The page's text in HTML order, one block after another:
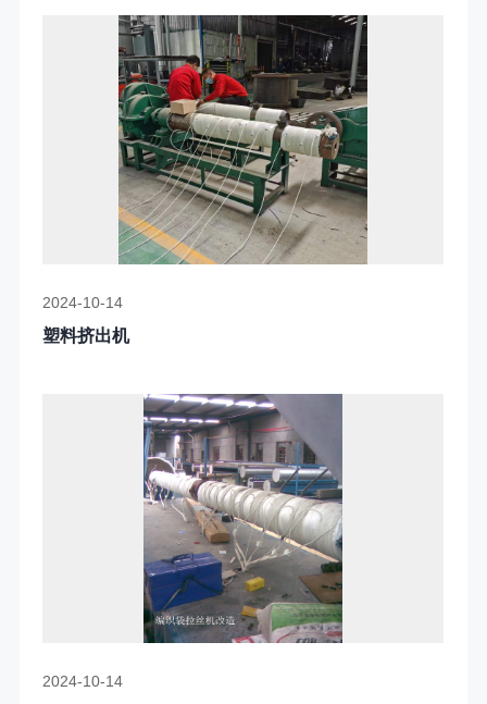
2024-10-14
塑料挤出机
2024-10-14